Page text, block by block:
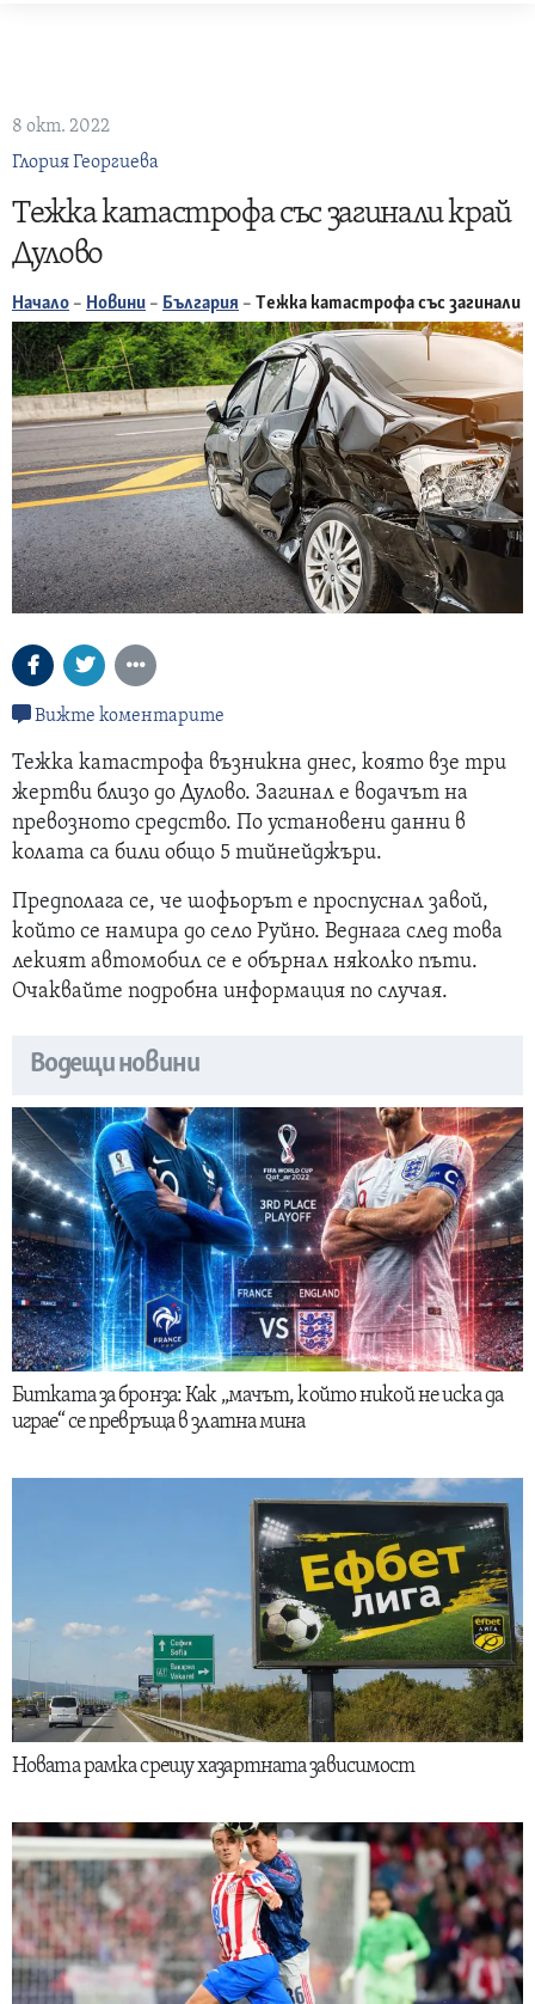
8 окт. 2022
Глория Георгиева
Tежка катастрофа със загинали край
Дулово
Начало – Новини – България – Tежка катастрофа със загинали
Вижте коментарите
Тежка катастрофа възникна днес, която взе три
жертви близо до Дулово. Загинал е водачът на
превозното средство. По установени данни в
колата са били общо 5 тийнейджъри.
Предполага се, че шофьорът е проспуснал завой,
който се намира до село Руйно. Веднага след това
лекият автомобил се е обърнал няколко пъти.
Очаквайте подробна информация по случая.
Водещи новини
Битката за бронза: Как „мачът, който никой не иска да
играе“ се превръща в златна мина
Новата рамка срещу хазартната зависимост